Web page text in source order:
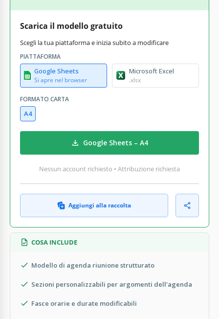
Scarica il modello gratuito
Scegli la tua piattaforma e inizia subito a modificare
PIATTAFORMA
Google Sheets
Si apre nel browser
Microsoft Excel
.xlsx
FORMATO CARTA
A4
Google Sheets – A4
Nessun account richiesto • Attribuzione richiesta
Aggiungi alla raccolta
COSA INCLUDE
Modello di agenda riunione strutturato
Sezioni personalizzabili per argomenti dell'agenda
Fasce orarie e durate modificabili